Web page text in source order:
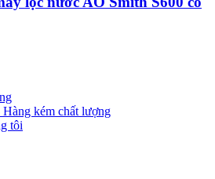
Hàng kém chất lượng
tôi